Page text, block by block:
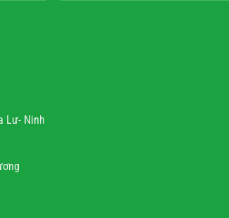
Lư- Ninh